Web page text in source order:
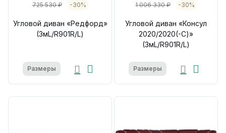
725 530 ₽ -30%
Угловой диван «Редфорд»
(3мL/R901R/L)
Размеры
1 006 330 ₽ -30%
Угловой диван «Консул
2020/2020(-С)»
(3мL/R901R/L)
Размеры